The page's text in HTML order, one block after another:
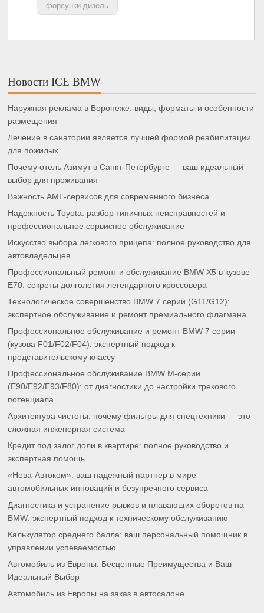
форсунки дизель
Новости ICE BMW
Наружная реклама в Воронеже: виды, форматы и особенности
размещения
Лечение в санатории является лучшей формой реабилитации
для пожилых
Почему отель Азимут в Санкт-Петербурге — ваш идеальный
выбор для проживания
Важность AML-сервисов для современного бизнеса
Надежность Toyota: разбор типичных неисправностей и
профессиональное сервисное обслуживание
Искусство выбора легкового прицепа: полное руководство для
автовладельцев
Профессиональный ремонт и обслуживание BMW X5 в кузове
E70: секреты долголетия легендарного кроссовера
Технологическое совершенство BMW 7 серии (G11/G12):
экспертное обслуживание и ремонт премиального флагмана
Профессиональное обслуживание и ремонт BMW 7 серии
(кузова F01/F02/F04): экспертный подход к
представительскому классу
Профессиональное обслуживание BMW M-серии
(E90/E92/E93/F80): от диагностики до настройки трекового
потенциала
Архитектура чистоты: почему фильтры для спецтехники — это
сложная инженерная система
Кредит под залог доли в квартире: полное руководство и
экспертная помощь
«Нева-Автоком»: ваш надежный партнер в мире
автомобильных инноваций и безупречного сервиса
Диагностика и устранение рывков и плавающих оборотов на
BMW: экспертный подход к техническому обслуживанию
Калькулятор среднего балла: ваш персональный помощник в
управлении успеваемостью
Автомобиль из Европы: Бесценные Преимущества и Ваш
Идеальный Выбор
Автомобиль из Европы на заказ в автосалоне